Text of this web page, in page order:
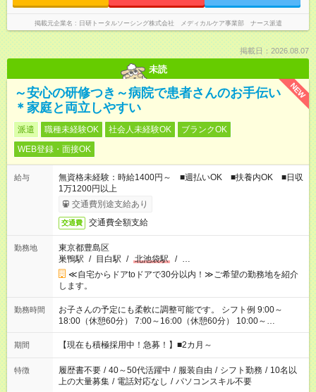
掲載元企業名 日研トータルソーシング株式会社 メディカルケア事業部 ナース派遣
掲載日：2026.08.07
未読
NEW
～安心の研修つき～病院で患者さんのお手伝い
＊家庭と両立しやすい
派遣 職種未経験OK 社会人未経験OK
ブランクOK
WEB登録・面接OK
給与
無資格未経験：時給1400円～ ■週払いOK ■扶養内OK ■日収
1万1200円以上
交通費別途支給あり
交通費 交通費全額支給
勤務地
東京都豊島区
巣鴨駅 / 目白駅 / 北池袋駅 / …
≪自宅からドアtoドアで30分以内！≫ご希望の勤務地を紹介
します。
勤務時間
お子さんの予定にも柔軟に調整可能です。 シフト例 9:00～
18:00（休憩60分） 7:00～16:00（休憩60分） 10:00～
19:00（休憩60分） ※Wワーク希望の方へ 今ご覧のお仕事で希
望する勤務時間と、もう1つのお仕事の勤務時間の合計が 週40
期間 【現在も積極採用中！急募！】■2カ月～
特徴 履歴書不要 / 40～50代活躍中 / 服装自由 / シフト勤務 / 10名以
上の大量募集 / 電話対応なし / パソコンスキル不要